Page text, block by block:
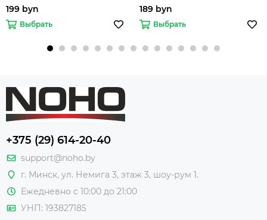
199 byn
Выбрать
189 byn
Выбрать
+375 (29) 614-20-40
support@noho.by
г. Минск, ул. Немига 3, этаж 3, шоу-рум 1.
Ежедневно с 10:00 до 21:00
УНП: 193827185